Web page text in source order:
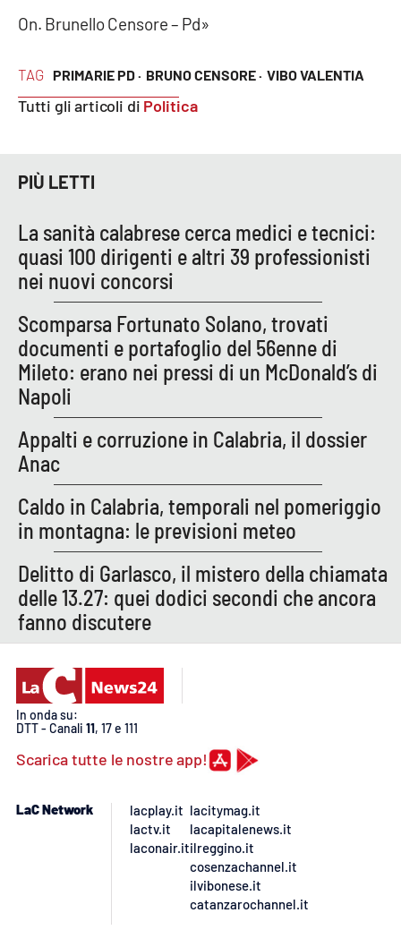
Cosenza
Lamezia Terme
Buona Sanità Calabria
LA
CALABRIAVISIONE
Destinazioni
Eventi
Food
Storie
LAC
NETWORK
Lacplay.it
Lactv.it
Laconair.it
Lacitymag.it
Lacapitalenews.it
Cosenzachannel.it
TAG PRIMARIE PD · BRUNO CENSORE · VIBO VALENTIA
Tutti gli articoli di Politica
On. Brunello Censore – Pd»
PIÙ LETTI
La sanità calabrese cerca medici e tecnici:
quasi 100 dirigenti e altri 39 professionisti
nei nuovi concorsi
Scomparsa Fortunato Solano, trovati
documenti e portafoglio del 56enne di
Mileto: erano nei pressi di un McDonald’s di
Napoli
Appalti e corruzione in Calabria, il dossier
Anac
Caldo in Calabria, temporali nel pomeriggio
in montagna: le previsioni meteo
Delitto di Garlasco, il mistero della chiamata
delle 13.27: quei dodici secondi che ancora
fanno discutere
In onda su:
DTT - Canali 11, 17 e 111
Scarica tutte le nostre app!
LaC Network
lacplay.it
lactv.it
laconair.it
lacitymag.it
lacapitalenews.it
ilreggino.it
cosenzachannel.it
ilvibonese.it
catanzarochannel.it